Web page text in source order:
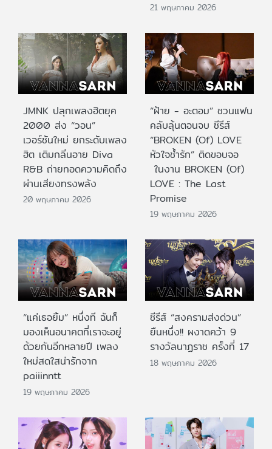
21 พฤษภาคม 2026
JMNK ปลุกเพลงฮิตยุค
2000 ส่ง “วอน”
เวอร์ชันใหม่ ยกระดับเพลง
ฮิต เติมกลิ่นอาย Diva
R&B ถ่ายทอดความคิดถึง
ผ่านเสียงทรงพลัง
20 พฤษภาคม 2026
“ฝ้าย - อะตอม” ชวนแฟน
คลับลุ้นตอนจบ ซีรีส์
“BROKEN (Of) LOVE
หัวใจช้ำรัก” ติดขอบจอ
ในงาน BROKEN (Of)
LOVE : The Last
Promise
19 พฤษภาคม 2026
“แค่เธอยิ้ม” หนึ่งที ฉันก็
มองเห็นอนาคตที่เราจะอยู่
ด้วยกันอีกหลายปี เพลง
ใหม่สดใสน่ารักจาก
paiiinntt
19 พฤษภาคม 2026
ซีรีส์ “สงครามส่งด่วน”
ยืนหนึ่ง!! ผงาดคว้า 9
รางวัลนาฏราช ครั้งที่ 17
18 พฤษภาคม 2026